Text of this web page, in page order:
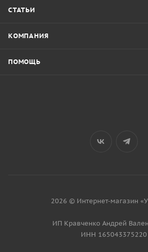
СТАТЬИ
КОМПАНИЯ
ПОМОЩЬ
2026 © Интернет-магазин
ИП Кравченко Андрей
ИНН 165043375220